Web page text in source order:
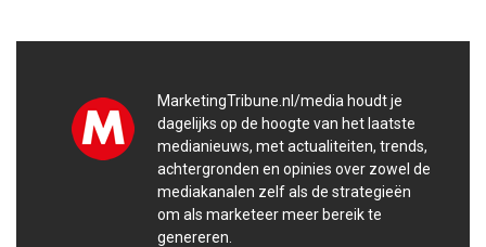
MarketingTribune.nl/media houdt je
dagelijks op de hoogte van het laatste
medianieuws, met actualiteiten, trends,
achtergronden en opinies over zowel de
mediakanalen zelf als de strategieën
om als marketeer meer bereik te
genereren.